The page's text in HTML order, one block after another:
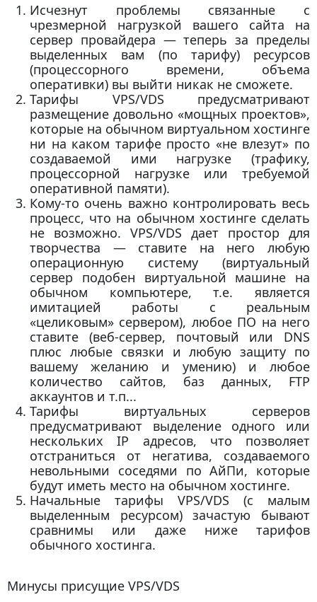
Исчезнут проблемы связанные с
чрезмерной нагрузкой вашего сайта на
сервер провайдера — теперь за пределы
выделенных вам (по тарифу) ресурсов
(процессорного времени, объема
оперативки) вы выйти никак не сможете.
Тарифы VPS/VDS предусматривают
размещение довольно «мощных проектов»,
которые на обычном виртуальном хостинге
ни на каком тарифе просто «не влезут» по
создаваемой ими нагрузке (трафику,
процессорной нагрузке или требуемой
оперативной памяти).
Кому-то очень важно контролировать весь
процесс, что на обычном хостинге сделать
не возможно. VPS/VDS дает простор для
творчества — ставите на него любую
операционную систему (виртуальный
сервер подобен виртуальной машине на
обычном компьютере, т.е. является
имитацией работы с реальным
«целиковым» сервером), любое ПО на него
ставите (веб-сервер, почтовый или DNS
плюс любые связки и любую защиту по
вашему желанию и умению) и любое
количество сайтов, баз данных, FTP
аккаунтов и т.п...
Тарифы виртуальных серверов
предусматривают выделение одного или
нескольких IP адресов, что позволяет
отстраниться от негатива, создаваемого
невольными соседями по АйПи, которые
будут иметь место на обычном хостинге.
Начальные тарифы VPS/VDS (с малым
выделенным ресурсом) зачастую бывают
сравнимы или даже ниже тарифов
обычного хостинга.
Минусы присущие VPS/VDS